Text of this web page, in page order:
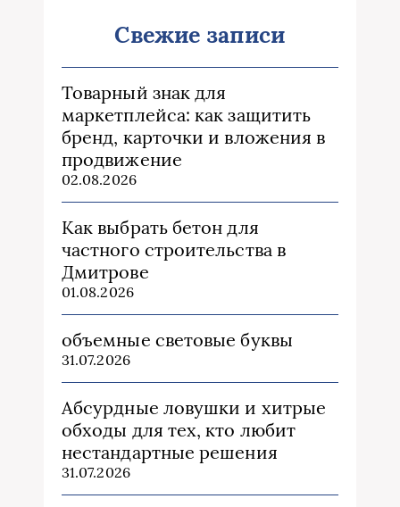
Свежие записи
Товарный знак для
маркетплейса: как защитить
бренд, карточки и вложения в
продвижение
02.08.2026
Как выбрать бетон для
частного строительства в
Дмитрове
01.08.2026
объемные световые буквы
31.07.2026
Абсурдные ловушки и хитрые
обходы для тех, кто любит
нестандартные решения
31.07.2026